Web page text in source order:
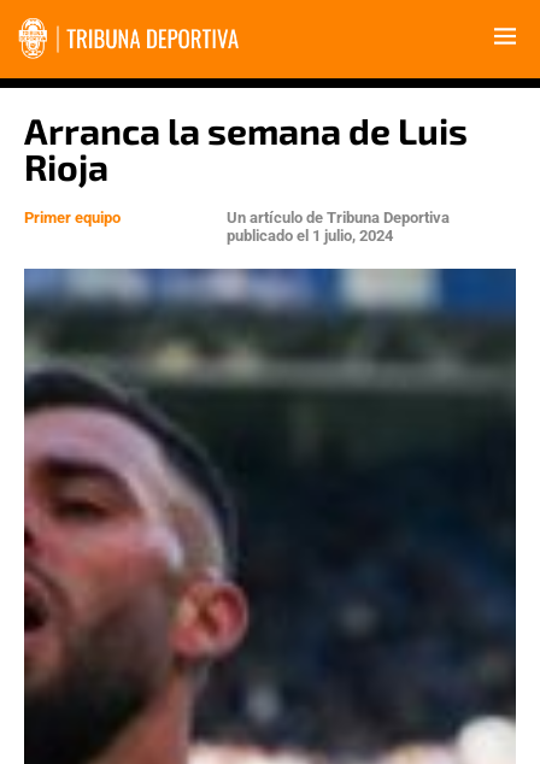
Arranca la semana de Luis
Rioja
Primer equipo Un artículo de Tribuna Deportiva
publicado el 1 julio, 2024